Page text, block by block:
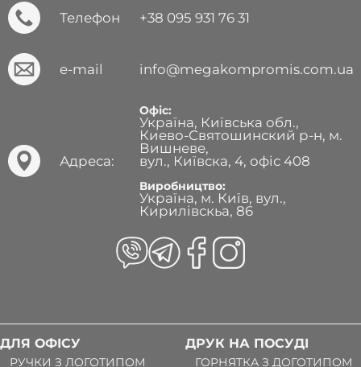
Телефон +38 095 931 76 31
e-mail info@megakompromis.com.ua
Адреса:
Офіс:
Україна, Київська обл.,
Киево-Святошинский р-н, м.
Вишневе,
вул., Київска, 4, офіс 408
Виробництво:
Україна, м. Київ, вул.,
Кирилівскьа, 86
ДЛЯ ОФІСУ
РУЧКИ З ЛОГОТИПОМ
ДРУК НА ПОСУДІ
ГОРНЯТКА З ДОГОТИПОМ